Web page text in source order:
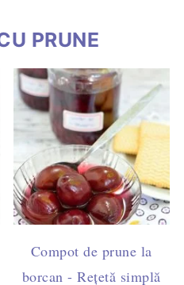
PRUNE
Compot de prune la
borcan - Rețetă simplă